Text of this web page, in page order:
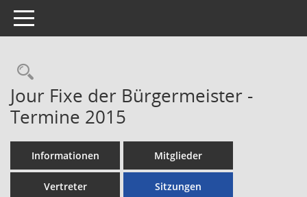
Toggle navigation
Rechercheauswahl
Jour Fixe der Bürgermeister -
Termine 2015
Informationen Mitglieder
Vertreter Sitzungen